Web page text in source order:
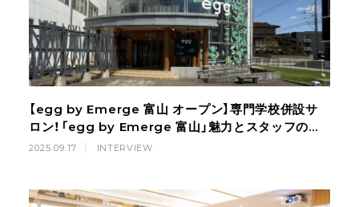
【egg by Emerge 富山 オープン】専門学校併設サ
ロン！「egg by Emerge 富山」魅力とスタッフの想
い
2025.09.17 INTERVIEW